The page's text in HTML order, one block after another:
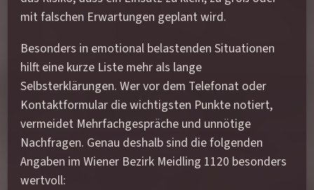
mit falschen Erwartungen geplant wird.
Besonders in emotional belastenden Situationen
hilft eine kurze Liste mehr als lange
Selbsterklärungen. Wer vor dem Telefonat oder
Kontaktformular die wichtigsten Punkte notiert,
vermeidet Mehrfachgespräche und unnötige
Nachfragen. Genau deshalb sind die folgenden
Angaben im Wiener Bezirk Meidling 1120 besonders
wertvoll: